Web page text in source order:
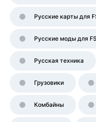
Русские карты для
Русские моды для
Русская техника
Грузовики
Комбайны